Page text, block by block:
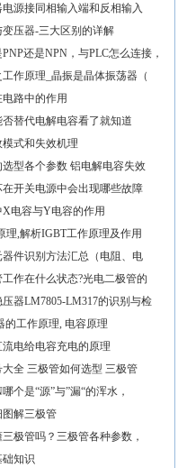
源接同相输入端和反相输入
压器-三大区别的详解
还是NPN，与PLC怎么连接，
作原理_晶振是晶体振荡器（
路中的作用
替代电解电容看了就知道
式和失效机理
选型各个参数 铝电解电容失效
在开关电源中会出现哪些故障
电容与Y电容的作用
理,解析IGBT工作原理及作用
件识别方法汇总（电阻、电
作在什么状态?光电二极管的
器LM7805-LM317的识别与检
的工作原理, 电容原理
电给电容充电的原理
全 三极管如何选型 三极管
个是“源”与”漏“的浑水，
图解三极管
极管吗？三极管各种参数，
础知识